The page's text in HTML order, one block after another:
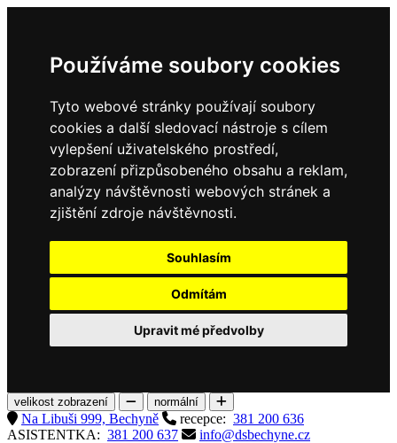
Používáme soubory cookies
Tyto webové stránky používají soubory
cookies a další sledovací nástroje s cílem
vylepšení uživatelského prostředí,
zobrazení přizpůsobeného obsahu a reklam,
analýzy návštěvnosti webových stránek a
zjištění zdroje návštěvnosti.
Souhlasím
Odmítám
Upravit mé předvolby
velikost zobrazení normální
Na Libuši 999, Bechyně recepce: 381 200 636
ASISTENTKA: 381 200 637
info@dsbechyne.cz